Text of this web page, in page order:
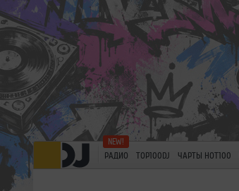
РАДИО TOP100DJ ЧАРТЫ HOT100